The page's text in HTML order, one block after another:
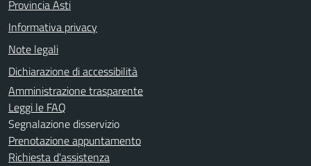
Provincia Asti
Informativa privacy
Note legali
Dichiarazione di accessibilità
Amministrazione trasparente
Leggi le FAQ
Segnalazione disservizio
Prenotazione appuntamento
Richiesta d'assistenza